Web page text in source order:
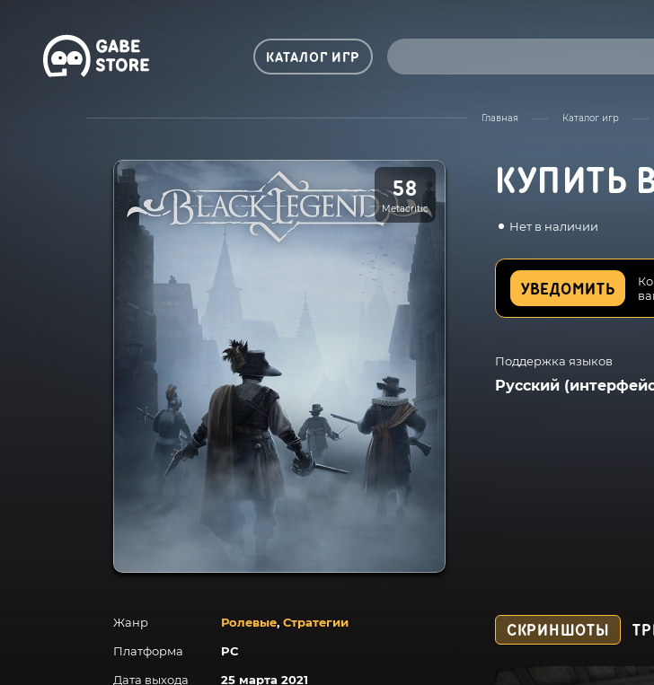
КАТАЛОГ ИГР
Главная Каталог игр
58
Metacritic
КУПИТЬ
Нет в наличии
УВЕДОМИТЬ
Поддержка языков
Русский
Жанр Ролевые, Стратегии
Платформа
PC
Дата выхода
25 марта 2021
СКРИНШОТЫ